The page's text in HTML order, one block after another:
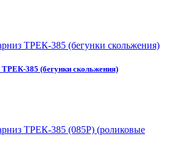
385 (бегунки скольжения)